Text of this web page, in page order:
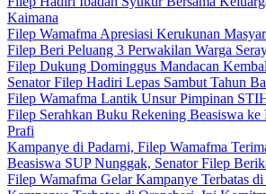
Kaimana
Filep Wamafma Apresiasi Kerukunan
Filep Beri Peluang 3 Perwakilan Warga
Filep Dukung Dominggus Mandacan
Senator Filep Hadiri Lepas Sambut Tahun
Filep Wamafma Lantik Unsur Pimpinan
Filep Serahkan Buku Rekening Beasiswa
Prafi
Kampanye di Padarni, Filep Wamafma
Beasiswa SUP Nunggak, Senator Filep
Filep Wamafma Gelar Kampanye Terbatas